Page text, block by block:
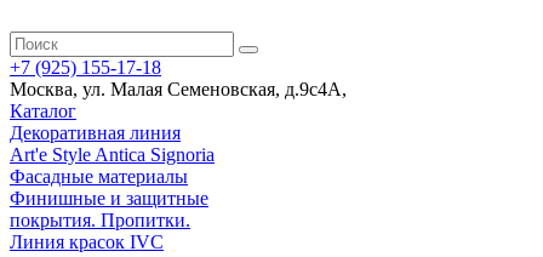
+7 (925) 155-17-18
Москва, ул. Малая Семеновская, д.9с4А,
Каталог
Декоративная линия
Art'e Style Antica Signoria
Фасадные материалы
Финишные и защитные
покрытия. Пропитки.
Линия красок IVC